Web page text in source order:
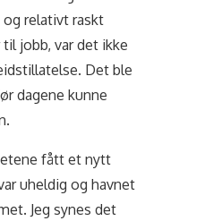
relativt raskt
jobb, var det ikke
Det ble
dagene kunne
fått et nytt
uheldig og havnet
Jeg synes det